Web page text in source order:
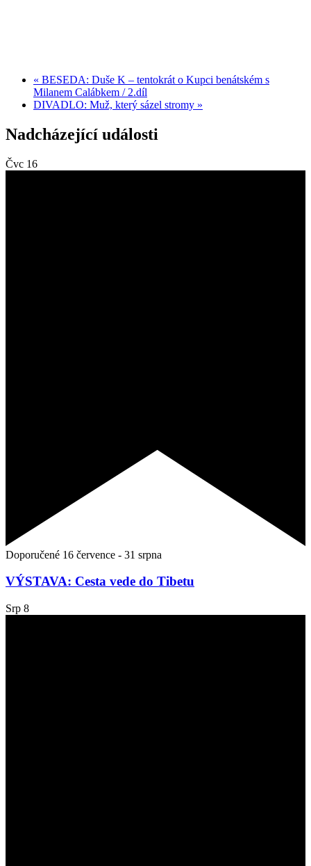
« BESEDA: Duše K – tentokrát o Kupci benátském s
Milanem Calábkem / 2.díl
DIVADLO: Muž, který sázel stromy »
Nadcházející události
Čvc 16
Doporučené 16 července - 31 srpna
VÝSTAVA: Cesta vede do Tibetu
Srp 8